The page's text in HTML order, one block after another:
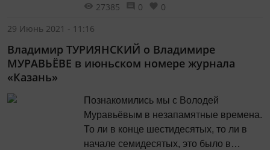
является то или иное материальное
27385 0
0
29 Июнь 2021 - 11:16
Владимир ТУРИЯНСКИЙ о Владимире
МУРАВЬЁВЕ в июньском номере журнала
«Казань»
Познакомились мы с Володей
Муравьёвым в незапамятные времена.
То ли в конце шестидесятых, то ли в
начале семидесятых, это было в